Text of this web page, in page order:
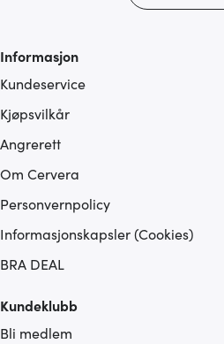
Informasjon
Kundeservice
Kjøpsvilkår
Angrerett
Om Cervera
Personvernpolicy
Informasjonskapsler (Cookies)
BRA DEAL
Kundeklubb
Bli medlem